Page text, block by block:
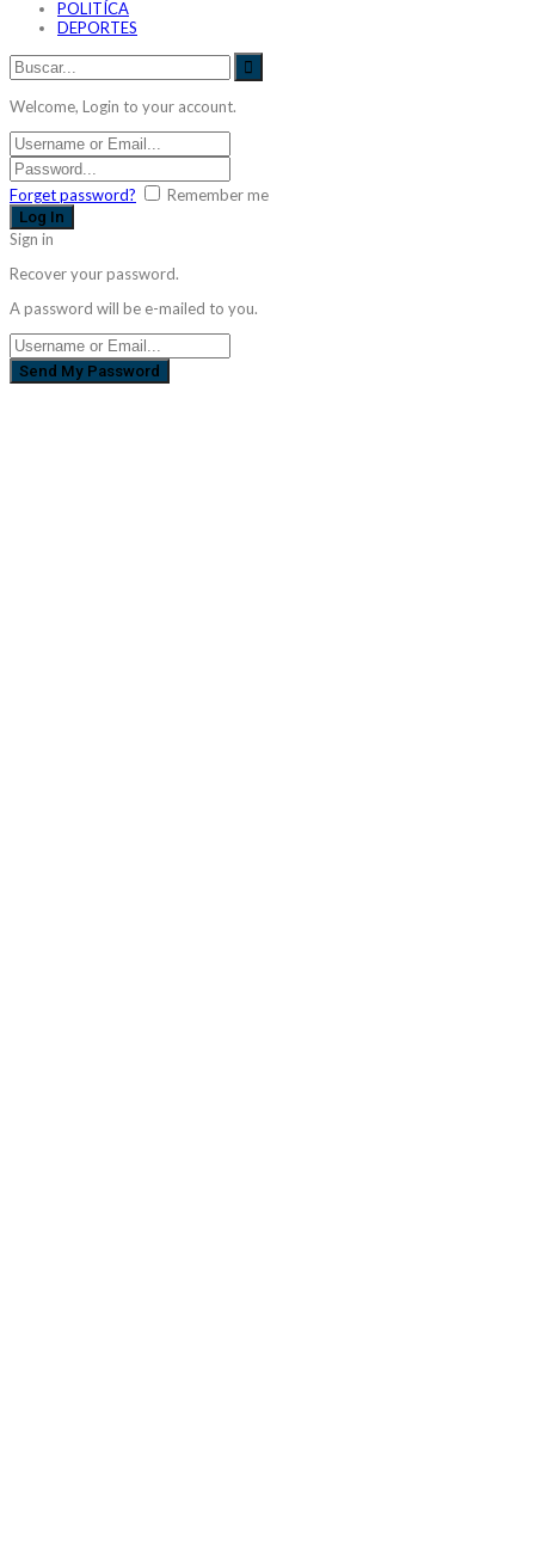
POLITÍCA
DEPORTES
Welcome, Login to your account.
Forget password? Remember me
Sign in
Recover your password.
A password will be e-mailed to you.